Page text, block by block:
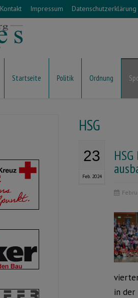
Kontakt Impressum Datenschutzerklärung
Startseite Politik Ordnung
HSG
23
Feb. 2024
in der